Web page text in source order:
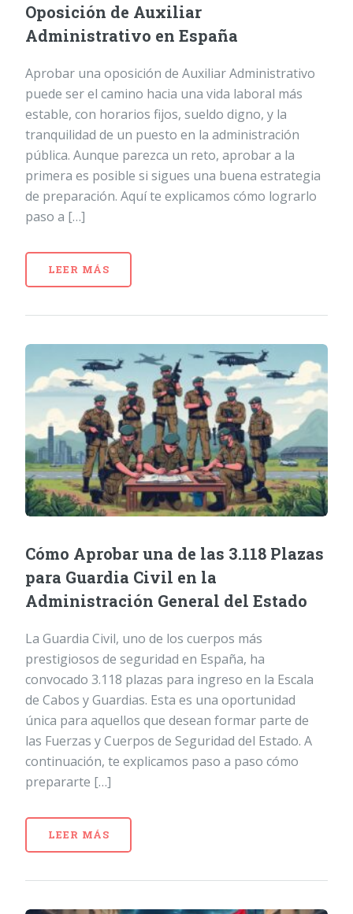
Oposición de Auxiliar
Administrativo en España
Aprobar una oposición de Auxiliar Administrativo
puede ser el camino hacia una vida laboral más
estable, con horarios fijos, sueldo digno, y la
tranquilidad de un puesto en la administración
pública. Aunque parezca un reto, aprobar a la
primera es posible si sigues una buena estrategia
de preparación. Aquí te explicamos cómo lograrlo
paso a […]
LEER MÁS
Cómo Aprobar una de las 3.118 Plazas
para Guardia Civil en la
Administración General del Estado
La Guardia Civil, uno de los cuerpos más
prestigiosos de seguridad en España, ha
convocado 3.118 plazas para ingreso en la Escala
de Cabos y Guardias. Esta es una oportunidad
única para aquellos que desean formar parte de
las Fuerzas y Cuerpos de Seguridad del Estado. A
continuación, te explicamos paso a paso cómo
prepararte […]
LEER MÁS